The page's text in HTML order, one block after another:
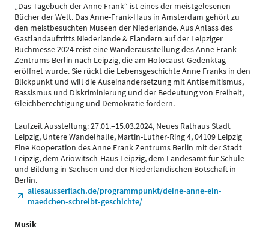
„Das Tagebuch der Anne Frank“ ist eines der meistgelesenen
Bücher der Welt. Das Anne-Frank-Haus in Amsterdam gehört zu
den meistbesuchten Museen der Niederlande. Aus Anlass des
Gastlandauftritts Niederlande & Flandern auf der Leipziger
Buchmesse 2024 reist eine Wanderausstellung des Anne Frank
Zentrums Berlin nach Leipzig, die am Holocaust-Gedenktag
eröffnet wurde. Sie rückt die Lebensgeschichte Anne Franks in den
Blickpunkt und will die Auseinandersetzung mit Antisemitismus,
Rassismus und Diskriminierung und der Bedeutung von Freiheit,
Gleichberechtigung und Demokratie fördern.
Laufzeit Ausstellung: 27.01.–15.03.2024, Neues Rathaus Stadt
Leipzig, Untere Wandelhalle, Martin-Luther-Ring 4, 04109 Leipzig
Eine Kooperation des Anne Frank Zentrums Berlin mit der Stadt
Leipzig, dem Ariowitsch-Haus Leipzig, dem Landesamt für Schule
und Bildung in Sachsen und der Niederländischen Botschaft in
Berlin.
allesausserflach.de/programmpunkt/deine-anne-ein-
maedchen-schreibt-geschichte/
Musik